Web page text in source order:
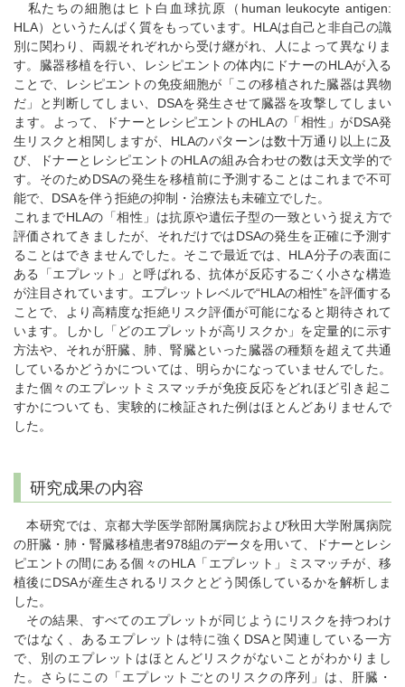
私たちの細胞はヒト白血球抗原（human leukocyte antigen:
HLA）というたんぱく質をもっています。HLAは自己と非自己の識
別に関わり、両親それぞれから受け継がれ、人によって異なりま
す。臓器移植を行い、レシピエントの体内にドナーのHLAが入る
ことで、レシピエントの免疫細胞が「この移植された臓器は異物
だ」と判断してしまい、DSAを発生させて臓器を攻撃してしまい
ます。よって、ドナーとレシピエントのHLAの「相性」がDSA発
生リスクと相関しますが、HLAのパターンは数十万通り以上に及
び、ドナーとレシピエントのHLAの組み合わせの数は天文学的で
す。そのためDSAの発生を移植前に予測することはこれまで不可
能で、DSAを伴う拒絶の抑制・治療法も未確立でした。
これまでHLAの「相性」は抗原や遺伝子型の一致という捉え方で
評価されてきましたが、それだけではDSAの発生を正確に予測す
ることはできませんでした。そこで最近では、HLA分子の表面に
ある「エプレット」と呼ばれる、抗体が反応するごく小さな構造
が注目されています。エプレットレベルで“HLAの相性”を評価する
ことで、より高精度な拒絶リスク評価が可能になると期待されて
います。しかし「どのエプレットが高リスクか」を定量的に示す
方法や、それが肝臓、肺、腎臓といった臓器の種類を超えて共通
しているかどうかについては、明らかになっていませんでした。
また個々のエプレットミスマッチが免疫反応をどれほど引き起こ
すかについても、実験的に検証された例はほとんどありませんで
した。
研究成果の内容
本研究では、京都大学医学部附属病院および秋田大学附属病院
の肝臓・肺・腎臓移植患者978組のデータを用いて、ドナーとレシ
ピエントの間にある個々のHLA「エプレット」ミスマッチが、移
植後にDSAが産生されるリスクとどう関係しているかを解析しま
した。
その結果、すべてのエプレットが同じようにリスクを持つわけ
ではなく、あるエプレットは特に強くDSAと関連している一方
で、別のエプレットはほとんどリスクがないことがわかりまし
た。さらにこの「エプレットごとのリスクの序列」は、肝臓・